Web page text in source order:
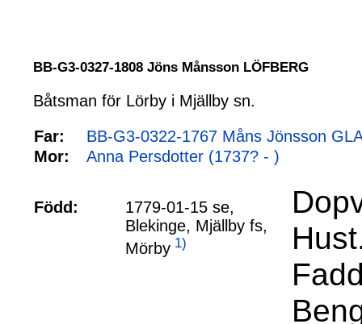
BB-G3-0327-1808 Jöns Månsson LÖFBERG
Båtsman för Lörby i Mjällby sn.
Far:
BB-G3-0322-1767 Måns Jönsson
Mor:
Anna Persdotter (1737? - )
Född:
1779-01-15 se,
Blekinge, Mjällby fs,
Mörby 1)